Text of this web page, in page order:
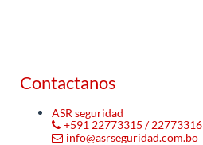
Contactanos
ASR seguridad
+591 22773315 / 22773316
info@asrseguridad.com.bo